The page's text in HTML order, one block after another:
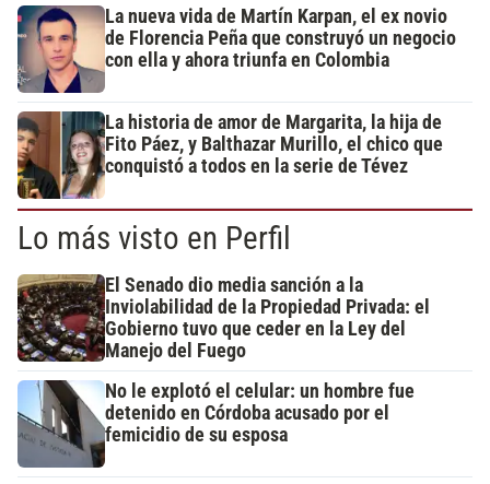
La nueva vida de Martín Karpan, el ex novio
de Florencia Peña que construyó un negocio
con ella y ahora triunfa en Colombia
La historia de amor de Margarita, la hija de
Fito Páez, y Balthazar Murillo, el chico que
conquistó a todos en la serie de Tévez
Lo más visto en Perfil
El Senado dio media sanción a la
Inviolabilidad de la Propiedad Privada: el
Gobierno tuvo que ceder en la Ley del
Manejo del Fuego
No le explotó el celular: un hombre fue
detenido en Córdoba acusado por el
femicidio de su esposa